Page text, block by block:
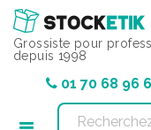
Grossiste pour
depuis 1998
01 70 68 96
Panneau de gestion des